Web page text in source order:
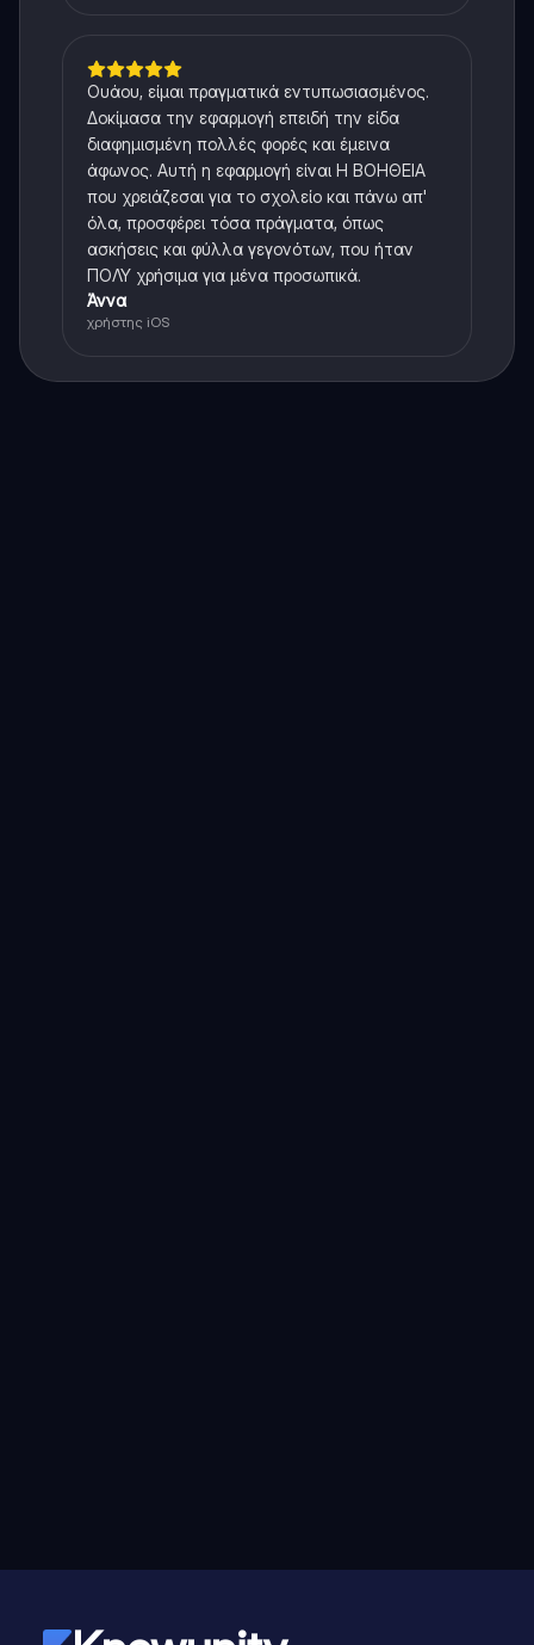
Ουάου, είμαι πραγματικά εντυπωσιασμένος.
Δοκίμασα την εφαρμογή επειδή την είδα
διαφημισμένη πολλές φορές και έμεινα
άφωνος. Αυτή η εφαρμογή είναι Η ΒΟΗΘΕΙΑ
που χρειάζεσαι για το σχολείο και πάνω απ'
όλα, προσφέρει τόσα πράγματα, όπως
ασκήσεις και φύλλα γεγονότων, που ήταν
ΠΟΛΥ χρήσιμα για μένα προσωπικά.
Άννα
χρήστης iOS